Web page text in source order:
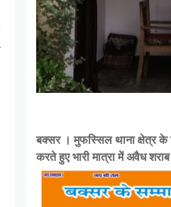
बक्सर । मुफस्सिल थाना क्षेत्र के
करते हुए भारी मात्रा में अवैध